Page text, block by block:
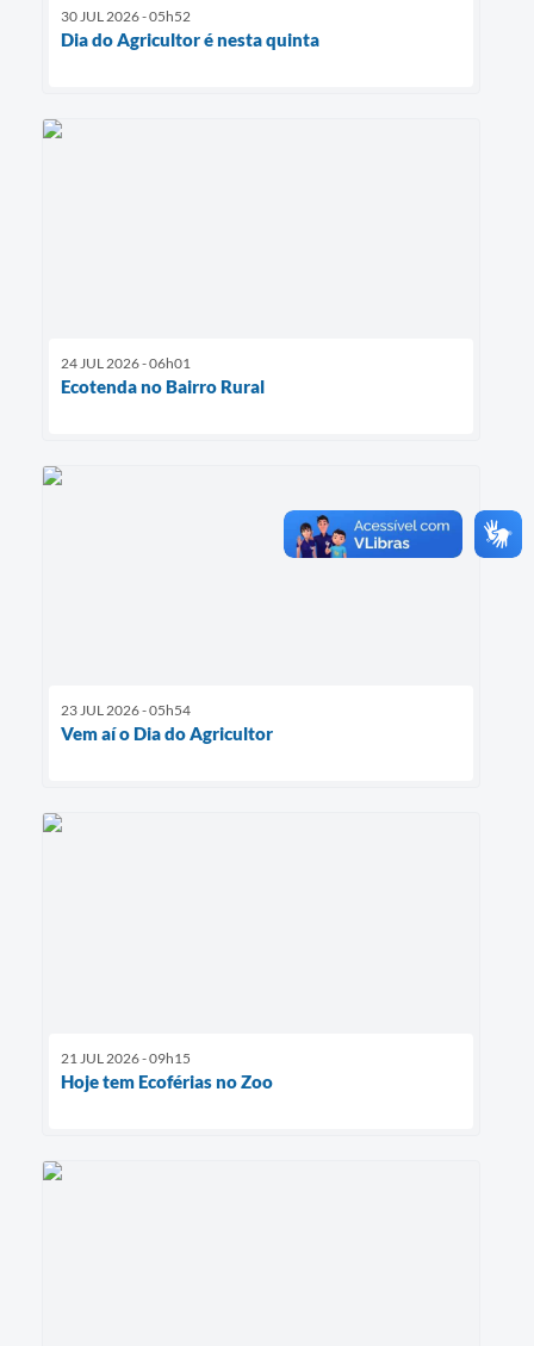
30 JUL 2026 - 05h52
Dia do Agricultor é nesta quinta
24 JUL 2026 - 06h01
Ecotenda no Bairro Rural
23 JUL 2026 - 05h54
Vem aí o Dia do Agricultor
21 JUL 2026 - 09h15
Hoje tem Ecoférias no Zoo